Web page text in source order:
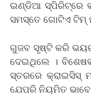
ଇଣ୍ଡିଆ ସ୍ପିରିଟ୍ରେ
ସମସ୍ତେ ଗୋଟିଏ ଟିମ୍‌
ଗୁଜବ ସୃଷ୍ଟି କରି ଭୟର
ଦେଇଥିଲେ ।
ସ୍ତରରେ କ୍ରାଇସିସ୍‌
ଯେପରି ନିୟମିତ